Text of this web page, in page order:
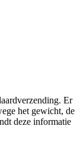
Er
het gewicht, de
deze informatie